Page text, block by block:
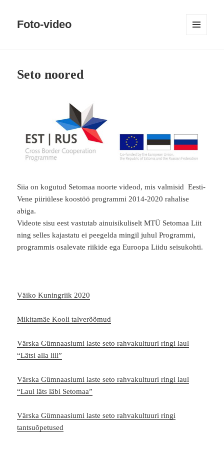
Foto-video
Seto noored
Siia on kogutud Setomaa noorte videod, mis valmisidEesti-
Vene piiriülese koostöö programmi 2014-2020 rahalise
abiga.
Videote sisu eest vastutab ainuisikuliselt MTÜ Setomaa Liit
ning selles kajastatu ei peegelda mingil juhul Programmi,
programmis osalevate riikide ega Euroopa Liidu seisukohti.
Väiko Kuningriik 2020
Mikitamäe Kooli talverõõmud
Värska Gümnaasiumi laste seto rahvakultuuri ringi laul
“Lätsi alla lill”
Värska Gümnaasiumi laste seto rahvakultuuri ringi laul
“Laul läts läbi Setomaa”
Värska Gümnaasiumi laste seto rahvakultuuri ringi
tantsuõpetused